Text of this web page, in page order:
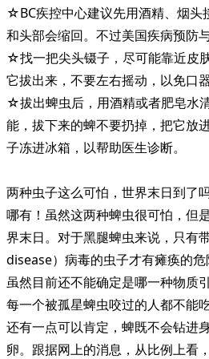
☆BC疾控中心建议先用酒精、烟头
和头部会缩回。不过美国疾病预防
☆找一把尖头镊子，尽可能靠近皮
它拔出来，不要左右摇动，以免口器
☆拔出蜱虫后，用酒精或者肥皂水
能，拔下来的蜱不要扔掉，把它放
子冻进冰箱，以帮助医生诊断。
两种虫子这么可怕，世界末日到了
哪有！虽然这两种蜱虫很可怕，但
界末日。对于黑腿蜱虫来说，只有
disease）病毒的虫子才有瘫痪的危
虽然目前还不能确定是哪一种物质
每一个被孤星蜱虫咬过的人都不能
还有一点可以肯定，蜱既不会钻进
卵。跟据网上的消息，从比例上看